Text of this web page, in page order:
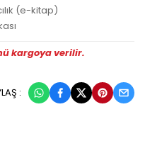
(e-kitap)
kargoya verilir.
: